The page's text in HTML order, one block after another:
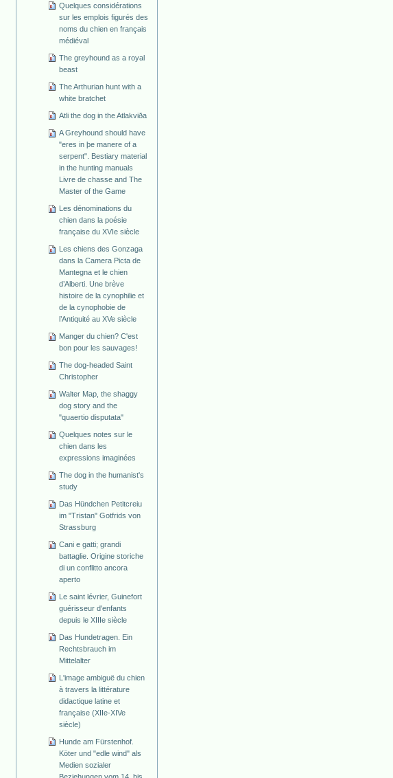
Quelques considérations
sur les emplois figurés des
noms du chien en français
médiéval
The greyhound as a royal
beast
The Arthurian hunt with a
white bratchet
Atli the dog in the Atlakviða
A Greyhound should have
"eres in þe manere of a
serpent". Bestiary material
in the hunting manuals
Livre de chasse and The
Master of the Game
Les dénominations du
chien dans la poésie
française du XVIe siècle
Les chiens des Gonzaga
dans la Camera Picta de
Mantegna et le chien
d’Alberti. Une brève
histoire de la cynophilie et
de la cynophobie de
l’Antiquité au XVe siècle
Manger du chien? C'est
bon pour les sauvages!
The dog-headed Saint
Christopher
Walter Map, the shaggy
dog story and the
"quaertio disputata"
Quelques notes sur le
chien dans les
expressions imaginées
The dog in the humanist's
study
Das Hündchen Petitcreiu
im "Tristan" Gotfrids von
Strassburg
Cani e gatti; grandi
battaglie. Origine storiche
di un conflitto ancora
aperto
Le saint lévrier, Guinefort
guérisseur d'enfants
depuis le XIIIe siècle
Das Hundetragen. Ein
Rechtsbrauch im
Mittelalter
L'image ambiguë du chien
à travers la littérature
didactique latine et
française (XIIe-XIVe
siècle)
Hunde am Fürstenhof.
Köter und "edle wind" als
Medien sozialer
Beziehungen vom 14. bis